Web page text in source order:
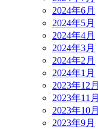
2024年6月
2024年5月
2024年4月
2024年3月
2024年2月
2024年1月
2023年12月
2023年11月
2023年10月
2023年9月